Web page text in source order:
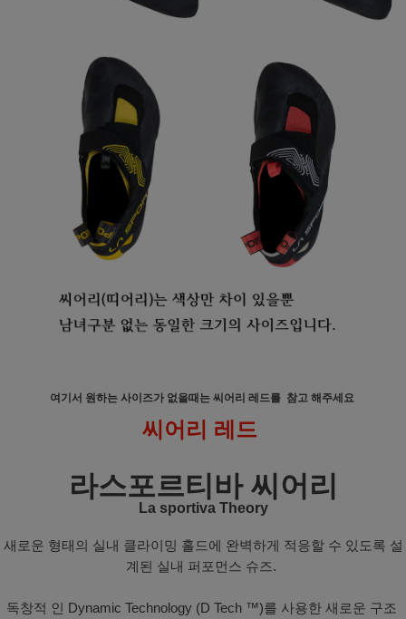
여기서 원하는 사이즈가 없을때는씨어리 레드를 참고 해주세요
씨어리 레드
라스포르티바 씨어리
La sportiva Theory
새로운 형태의 실내 클라이밍 홀드에 완벽하게 적응할 수 있도록 설
계된 실내 퍼포먼스 슈즈.
독창적 인 Dynamic Technology (D Tech ™)를 사용한 새로운 구조